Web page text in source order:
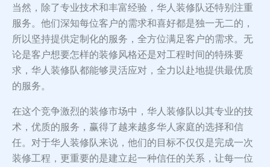
当然，除了专业技术和丰富经验，华人装修队还特别注重
服务。他们深知每位客户的需求和喜好都是独一无二的，
所以坚持提供定制化的服务，全方位满足客户的需求。无
论是客户想要怎样的装修风格还是对工程时间的特殊要
求，华人装修队都能够灵活应对，全力以赴地提供最优质
的服务。
在这个竞争激烈的装修市场中，华人装修队以其专业的技
术，优质的服务，赢得了越来越多华人家庭的选择和信
任。对于华人装修队来说，他们的目标不仅仅是完成一次
装修工程，更重要的是建立起一种信任的关系，让每一位